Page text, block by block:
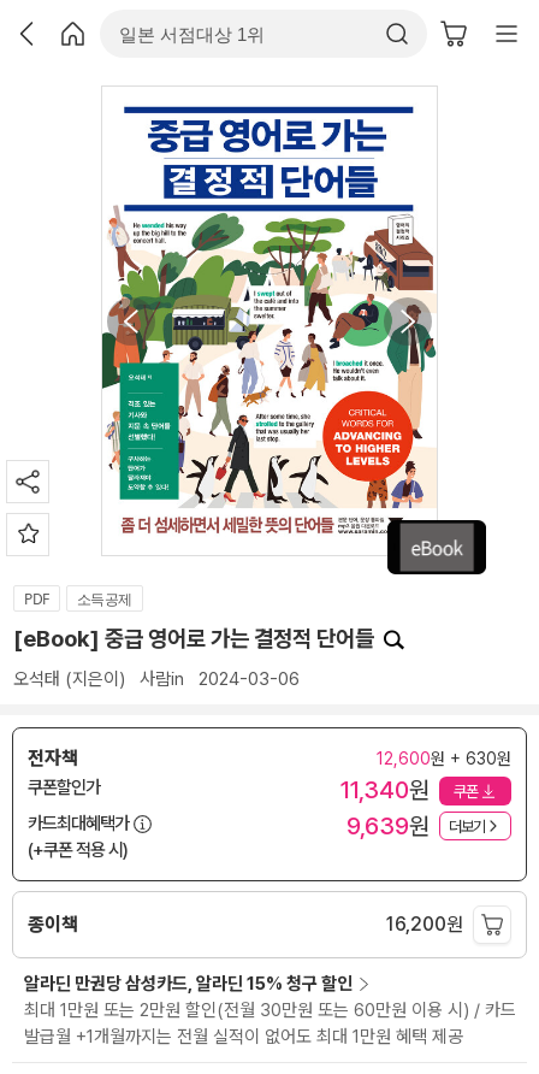
PDF 소득공제
[eBook] 중급 영어로 가는 결정적 단어들
오석태 (지은이) 사람in 2024-03-06
전자책 12,600원 + 630원
쿠폰할인가 11,340원 쿠폰
카드최대혜택가
(+쿠폰 적용 시)
9,639원 더보기
종이책 16,200원
알라딘 만권당 삼성카드, 알라딘 15% 청구 할인
최대 1만원 또는 2만원 할인(전월 30만원 또는 60만원 이용 시) / 카드
발급월 +1개월까지는 전월 실적이 없어도 최대 1만원 혜택 제공